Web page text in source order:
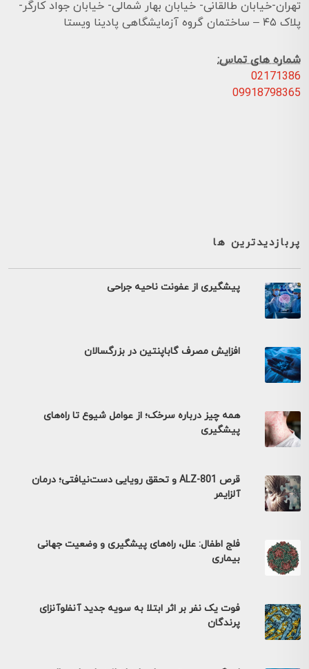
تهران-خیابان طالقانی- خیابان بهار شمالی- خیابان جواد کارگر-
پلاک ۴۵ – ساختمان گروه آزمایشگاهی پادینا ویستا
شماره های تماس:
02171386
09918798365
پربازدیدترین ها
پیشگیری از عفونت ناحیه جراحی
افزایش مصرف گاباپنتین در بزرگسالان
همه چیز درباره سرخک؛ از عوامل شیوع تا راه‌های
پیشگیری
قرص ALZ-801 و تحقق رویایی دست‌نیافتی؛ درمان
آلزایمر
فلج اطفال: علل، راه‌های پیشگیری و وضعیت جهانی
بیماری
فوت یک نفر بر اثر ابتلا به سویه جدید آنفلوآنزای
پرندگان